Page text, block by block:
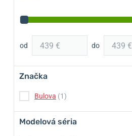
od do
Značka
Bulova (1)
Modelová séria